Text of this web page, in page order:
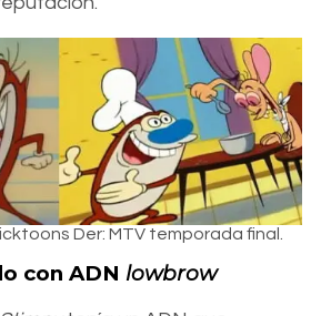
Der: MTV temporada final.
con ADN lowbrow